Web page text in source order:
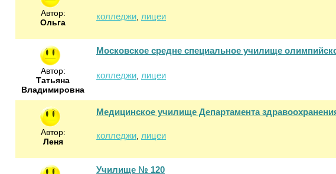
Автор:
Ольга
колледжи лицеи
Автор:
Татьяна
Владимировна
Московское средне специальное училище
колледжи лицеи
Автор:
Леня
Медицинское училище Департамента
колледжи лицеи
Училище № 120